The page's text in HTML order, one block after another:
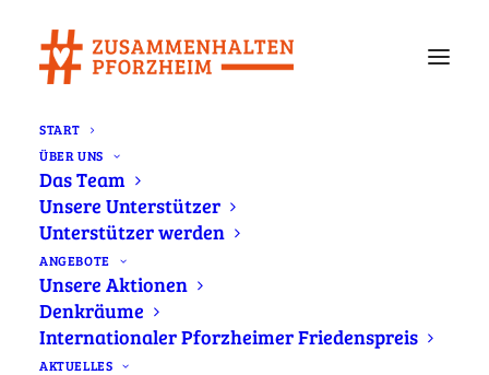
START
ÜBER UNS
Das Team
Unsere Unterstützer
Unterstützer werden
ANGEBOTE
Unsere Aktionen
Denkräume
Internationaler Pforzheimer Friedenspreis
AKTUELLES
Wir fordern demokratische Parteien zum
Home
Newsletter